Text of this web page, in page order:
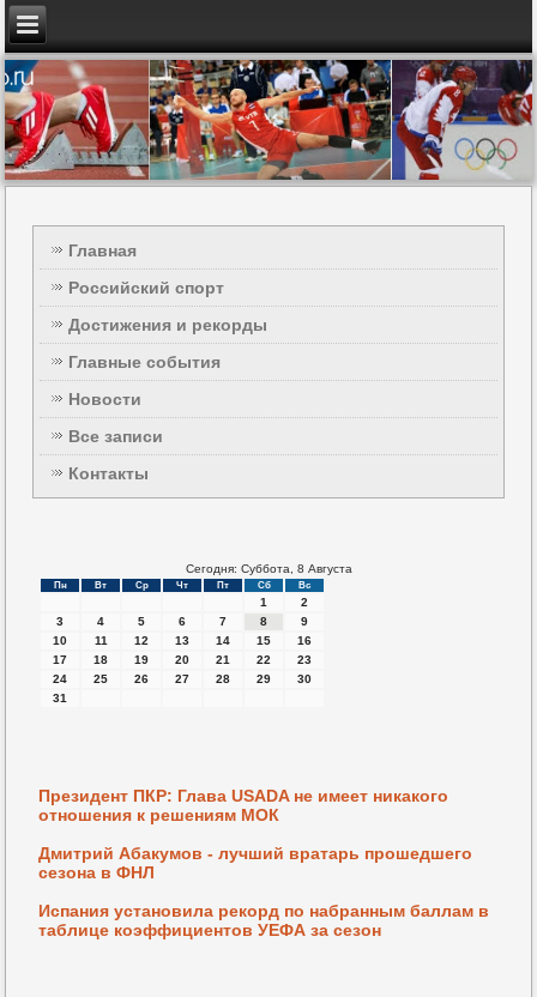
Главная
Российский спорт
Достижения и рекорды
Главные события
Новости
Все записи
Контакты
Сегодня: Суббота, 8 Августа
Пн Вт Ср Чт Пт Сб Вс
1
2
3
4 5 6 7 8
9
10
11 12 13 14 15
16
17
18 19 20 21 22
23
24
25 26 27 28 29
30
31
Президент ПКР: Глава USADA не имеет никакого
отношения к решениям МОК
Дмитрий Абакумов - лучший вратарь прошедшего
сезона в ФНЛ
Испания установила рекорд по набранным баллам в
таблице коэффициентов УЕФА за сезон